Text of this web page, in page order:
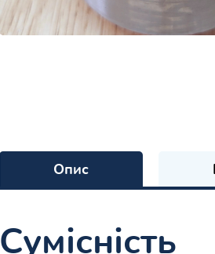
Опис
Сумісність